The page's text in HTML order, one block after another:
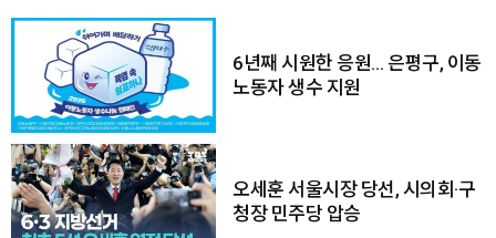
6년째 시원한 응원… 은평구, 이동
노동자 생수 지원
오세훈 서울시장 당선, 시의회·구
청장 민주당 압승